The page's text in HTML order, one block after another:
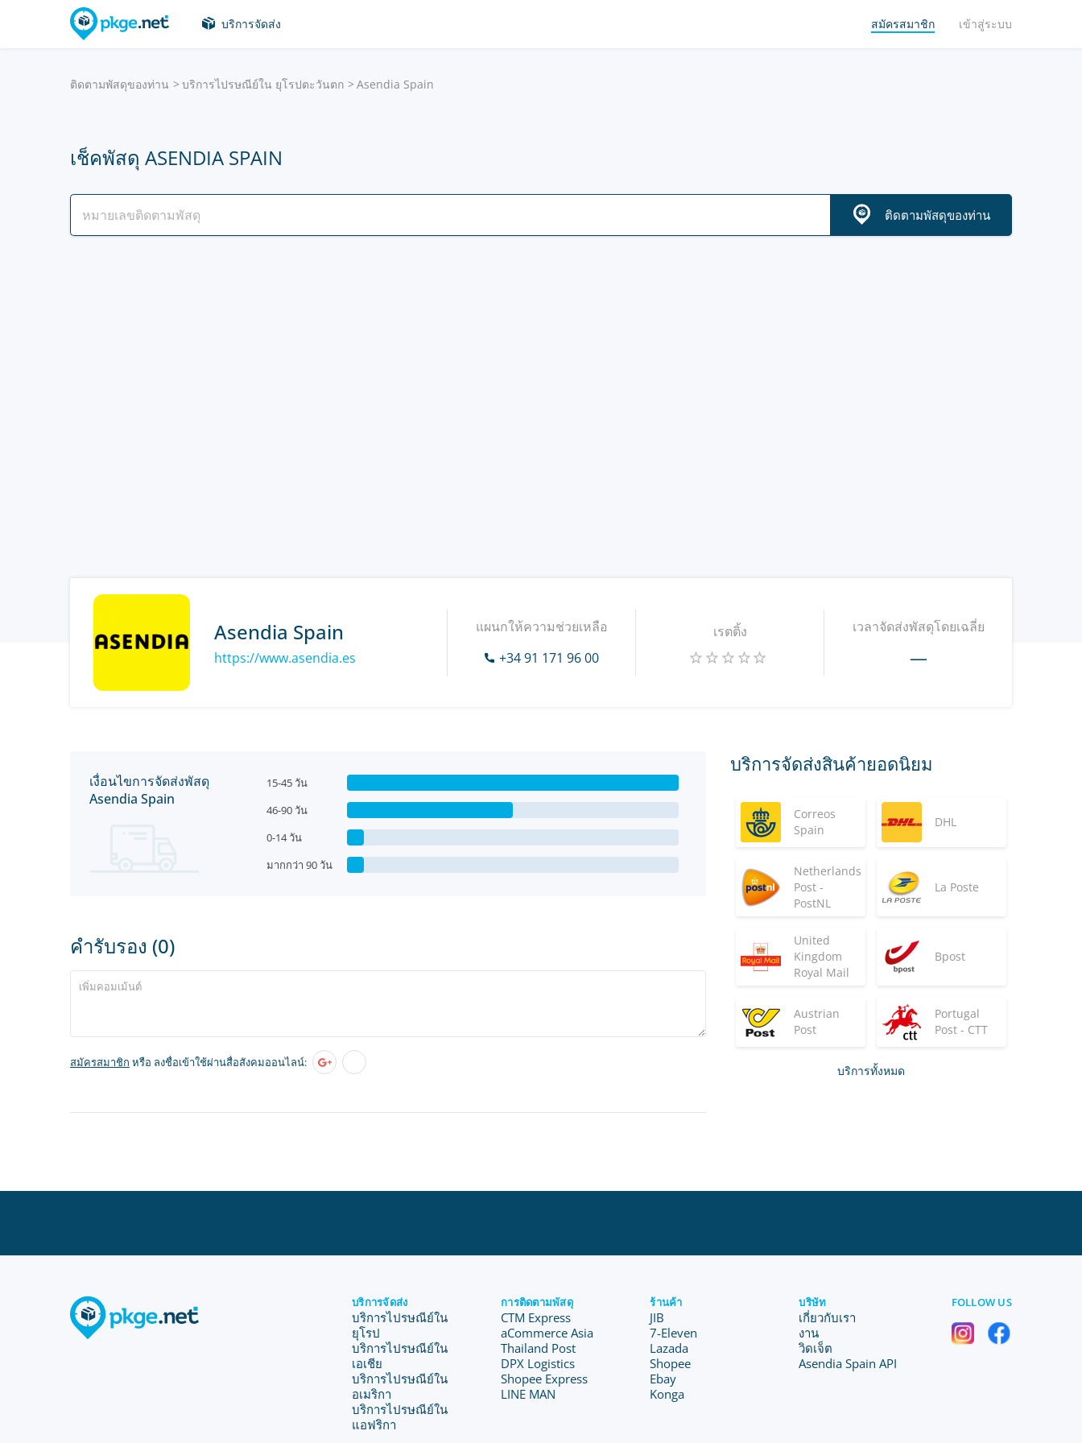
บริการจัดส่ง สมัครสมาชิก เข้าสู่ระบบ
ติดตามพัสดุของท่าน บริการไปรษณีย์ใน ยุโรปตะวันตก Asendia Spain
เช็คพัสดุ ASENDIA SPAIN
ติดตามพัสดุของท่าน
Asendia Spain
https://www.asendia.es
แผนกให้ความช่วยเหลือ
+34 91 171 96 00
เรตติ้ง เวลาจัดส่งพัสดุโดยเฉลี่ย
—
เงื่อนไขการจัดส่งพัสดุ
Asendia Spain
15-45 วัน
46-90 วัน
0-14 วัน
มากกว่า 90 วัน
คำรับรอง (0)
สมัครสมาชิก หรือ ลงชื่อเข้าใช้ผ่านสื่อสังคมออนไลน์:
บริการจัดส่งสินค้ายอดนิยม
Correos
Spain
DHL
Netherlands
Post -
PostNL
La Poste
United
Kingdom
Royal Mail
Bpost
Austrian
Post
Portugal
Post - CTT
บริการทั้งหมด
บริการจัดส่ง
บริการไปรษณีย์ใน
ยุโรป
บริการไปรษณีย์ใน
เอเชีย
บริการไปรษณีย์ใน
อเมริกา
บริการไปรษณีย์ใน
แอฟริกา
การติดตามพัสดุ
CTM Express
aCommerce Asia
Thailand Post
DPX Logistics
Shopee Express
LINE MAN
ร้านค้า
JIB
7-Eleven
Lazada
Shopee
Ebay
Konga
บริษัท
เกี่ยวกับเรา
งาน
วิดเจ็ต
Asendia Spain API
FOLLOW US